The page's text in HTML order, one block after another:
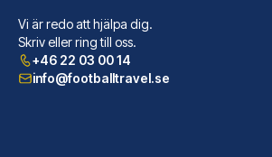
Point A London Kings Cross - St Pancras
Point A London Kings Cross - S...
Vi är redo att hjälpa dig.
Skriv eller ring till oss.
+46 22 03 00 14
info@footballtravel.se